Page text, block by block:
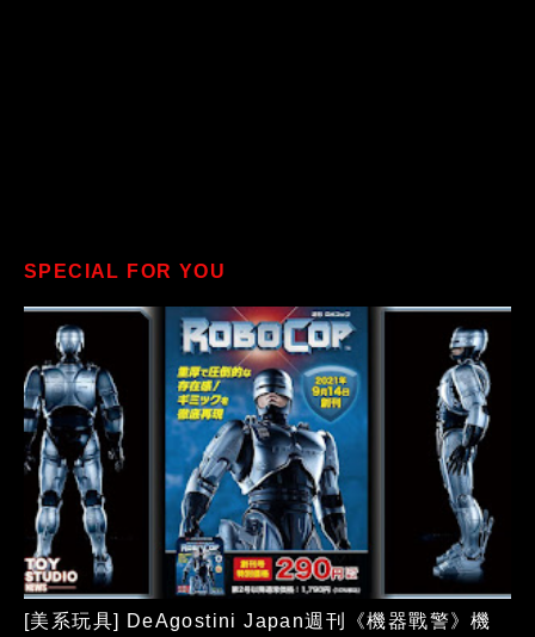
SPECIAL FOR YOU
[美系玩具] DeAgostini Japan週刊《機器戰警》機